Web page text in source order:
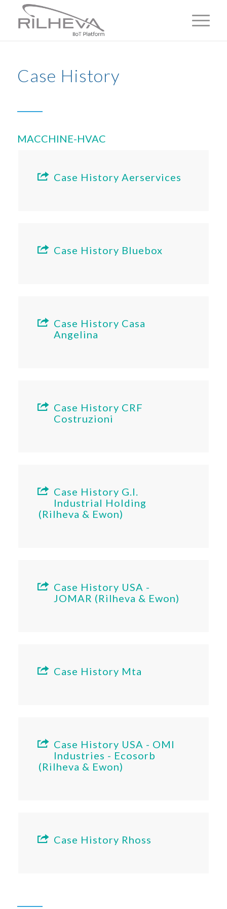
Case History
MACCHINE-HVAC
Case History Aerservices
Case History Bluebox
Case History Casa
Angelina
Case History CRF
Costruzioni
Case History G.I.
Industrial Holding
(Rilheva & Ewon)
Case History USA -
JOMAR (Rilheva & Ewon)
Case History Mta
Case History USA - OMI
Industries - Ecosorb
(Rilheva & Ewon)
Case History Rhoss